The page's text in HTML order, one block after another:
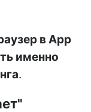
в App
именно
.